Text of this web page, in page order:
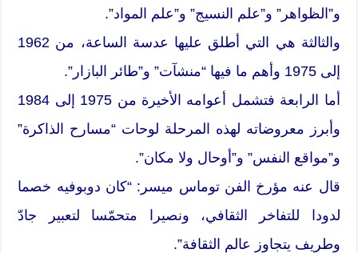
و”الظواهر” و”علم النسيج” و”علم المواد”.
والثالثة هي التي أطلق عليها عدسة الساعة، من 1962
إلى 1975 وأهم ما فيها “منشآت” و”طائر البازار”.
أما الرابعة فتشمل أعوامه الأخيرة من 1975 إلى 1984
وأبرز معروضاته لهذه المرحلة لوحات “مسارح الذاكرة”
و”مواقع النفس” و”أوحال ولا مكان”.
قال عنه مؤرخ الفن توماس ميسر: “كان دوبوفيه خصما
لدودا للتفاخر الثقافي، ونصيرا متحمّسا لتعبير جادّ
وطريف يتجاوز عالم الثقافة”.